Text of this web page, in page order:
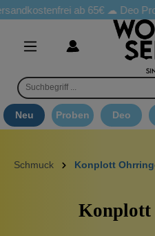
ab 65€☁ Deo Proben in
Neu Proben Deo
Schmuck Konplott
Konplott